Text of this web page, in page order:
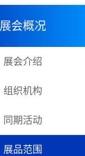
展会概况
展会介绍
组织机构
同期活动
展品范围